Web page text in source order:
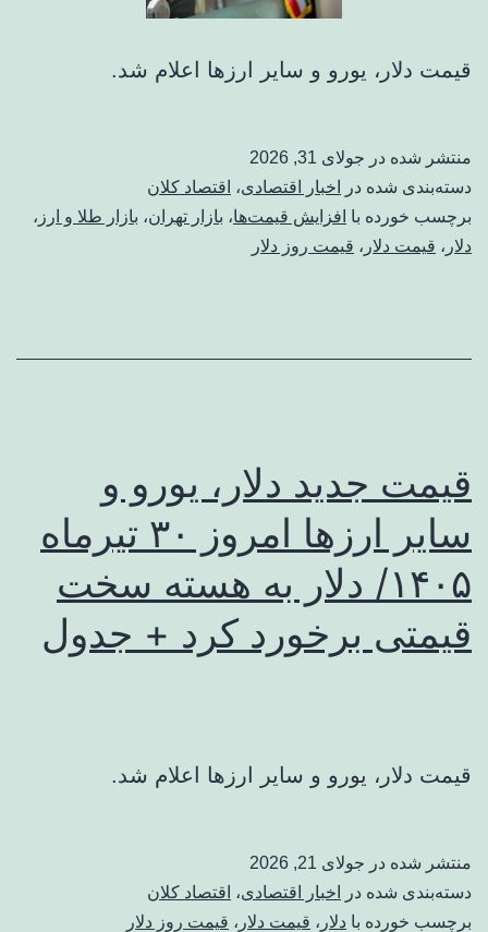
قیمت دلار، یورو و سایر ارزها اعلام شد.
منتشر شده در جولای 31, 2026
دسته‌بندی شده در
اخبار اقتصادی، اقتصاد کلان
برچسب خورده با افزایش قیمت‌ها، بازار تهران، بازار طلا و ارز ،
دلار ، قیمت دلار ، قیمت روز دلار
قیمت جدید دلار، یورو و
سایر ارزها امروز ۳۰ تیرماه
۱۴۰۵/ دلار به هسته سخت
قیمتی برخورد کرد + جدول
قیمت دلار، یورو و سایر ارزها اعلام شد.
منتشر شده در جولای 21, 2026
دسته‌بندی شده در
اخبار اقتصادی، اقتصاد کلان
برچسب خورده با دلار ، قیمت دلار ، قیمت روز دلار